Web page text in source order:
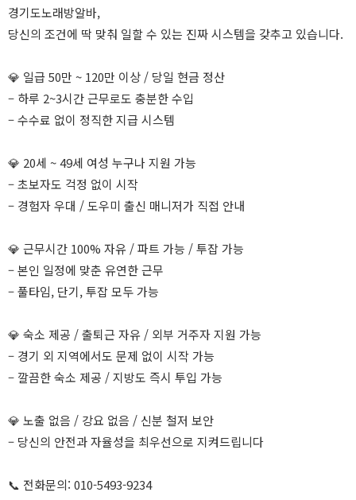
경기도노래방알바,
당신의 조건에 딱 맞춰 일할 수 있는 진짜 시스템을 갖추고 있습니다.
💎 일급 50만 ~ 120만 이상 / 당일 현금 정산
– 하루 2~3시간 근무로도 충분한 수입
– 수수료 없이 정직한 지급 시스템
💎 20세 ~ 49세 여성 누구나 지원 가능
– 초보자도 걱정 없이 시작
– 경험자 우대 / 도우미 출신 매니저가 직접 안내
💎 근무시간 100% 자유 / 파트 가능 / 투잡 가능
– 본인 일정에 맞춘 유연한 근무
– 풀타임, 단기, 투잡 모두 가능
💎 숙소 제공 / 출퇴근 자유 / 외부 거주자 지원 가능
– 경기 외 지역에서도 문제 없이 시작 가능
– 깔끔한 숙소 제공 / 지방도 즉시 투입 가능
💎 노출 없음 / 강요 없음 / 신분 철저 보안
– 당신의 안전과 자율성을 최우선으로 지켜드립니다
📞 전화문의: 010-5493-9234